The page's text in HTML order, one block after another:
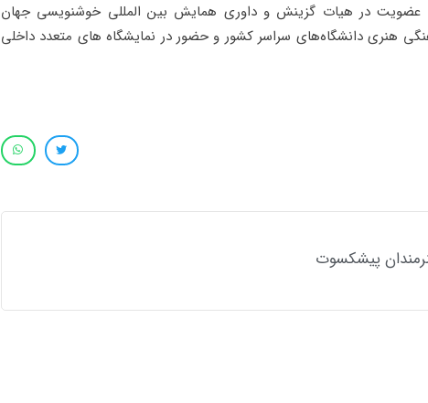
عضویت در هیات گزینش و داوری همایش بین المللی خوشنویسی جهان
هنری دانشگاه‌های سراسر کشور و حضور در نمایشگاه های متعدد داخلی
پیشکسوت